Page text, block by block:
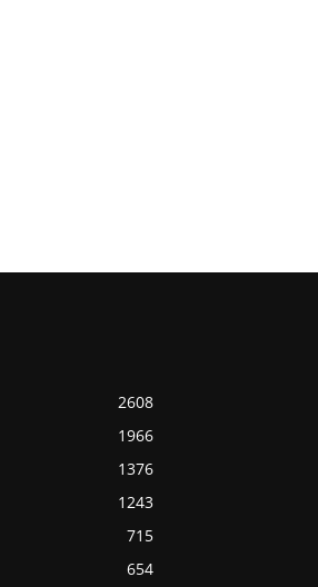
2608
1966
1376
1243
715
654